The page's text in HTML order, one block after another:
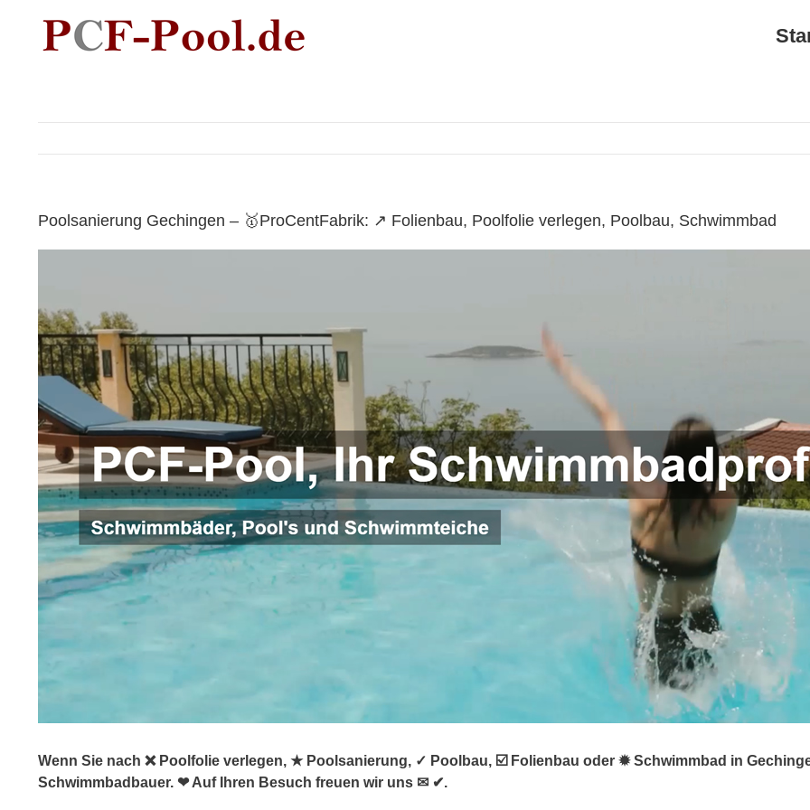
content
Poolsanierung Gechingen – 🥇ProCentFabrik: ↗️ Folienbau, Poolfolie verlegen, Poolbau, Schwimmbad
Wenn Sie nach ❌ Poolfolie verlegen, ★ Poolsanierung, ✓ Poolbau, ☑️ Folienbau oder ✹ Schwimmbad in
Schwimmbadbauer. ❤ Auf Ihren Besuch freuen wir uns ✉ ✔.